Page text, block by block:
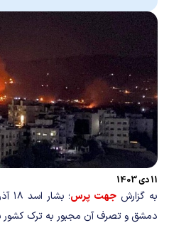
11 دی 1403
به گزارش جهت پرس
؛
دمشق و تصرف آن مجبور به ترک